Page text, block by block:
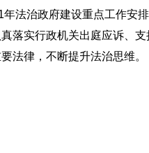
法治政府建设重点工作安
落实行政机关出庭应诉、
法律，不断提升法治思维。